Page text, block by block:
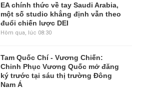
EA chính thức về tay Saudi Arabia,
một số studio khẳng định vẫn theo
đuổi chiến lược DEI
Hôm qua, lúc 08:30
Tam Quốc Chí - Vương Chiến:
Chinh Phục Vương Quốc mở đăng
ký trước tại sáu thị trường Đông
Nam Á